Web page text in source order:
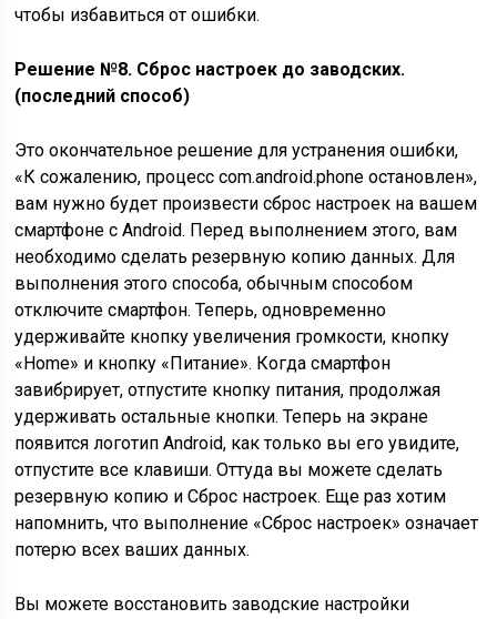
чтобы избавиться от ошибки.
Решение №8. Сброс настроек до заводских.
(последний способ)
Это окончательное решение для устранения ошибки,
«К сожалению, процесс com.android.phone остановлен»,
вам нужно будет произвести сброс настроек на вашем
смартфоне с Android. Перед выполнением этого, вам
необходимо сделать резервную копию данных. Для
выполнения этого способа, обычным способом
отключите смартфон. Теперь, одновременно
удерживайте кнопку увеличения громкости, кнопку
«Home» и кнопку «Питание». Когда смартфон
завибрирует, отпустите кнопку питания, продолжая
удерживать остальные кнопки. Теперь на экране
появится логотип Android, как только вы его увидите,
отпустите все клавиши. Оттуда вы можете сделать
резервную копию и Сброс настроек. Еще раз хотим
напомнить, что выполнение «Сброс настроек» означает
потерю всех ваших данных.
Вы можете восстановить заводские настройки